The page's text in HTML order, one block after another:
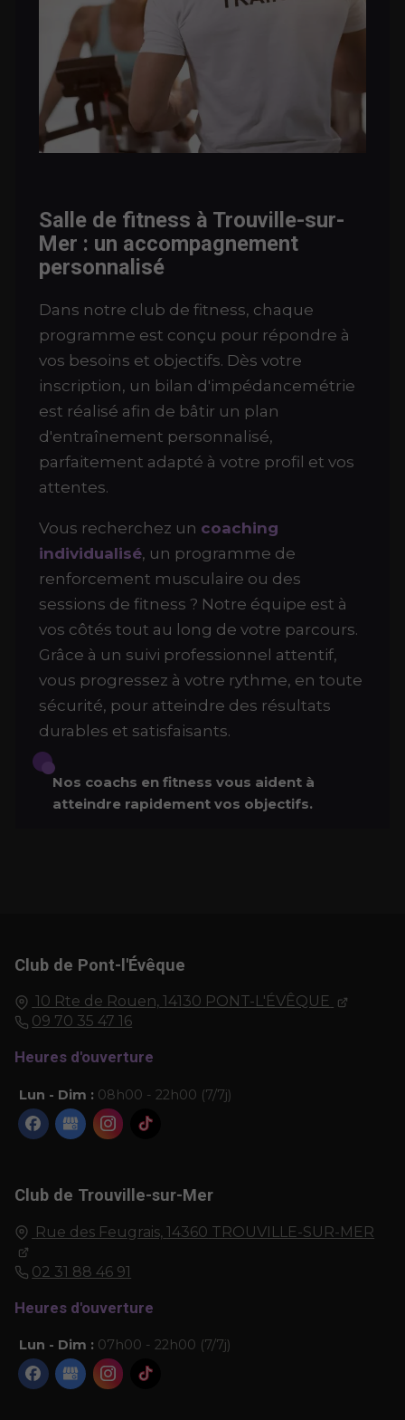
Salle de fitness à Trouville-sur-
Mer : un accompagnement
personnalisé
Dans notre club de fitness, chaque
programme est conçu pour répondre à
vos besoins et objectifs. Dès votre
inscription, un bilan d'impédancemétrie
est réalisé afin de bâtir un plan
d'entraînement personnalisé,
parfaitement adapté à votre profil et vos
attentes.
Vous recherchez un coaching
individualisé, un programme de
renforcement musculaire ou des
sessions de fitness ? Notre équipe est à
vos côtés tout au long de votre parcours.
Grâce à un suivi professionnel attentif,
vous progressez à votre rythme, en toute
sécurité, pour atteindre des résultats
durables et satisfaisants.
Nos coachs en fitness vous aident à
atteindre rapidement vos objectifs.
Club de Pont-l'Évêque
10 Rte de Rouen, 14130 PONT-L'ÉVÊQUE
09 70 35 47 16
Heures d'ouverture
Lun - Dim : 08h00 - 22h00 (7/7j)
Club de Trouville-sur-Mer
Rue des Feugrais, 14360 TROUVILLE-SUR-MER
02 31 88 46 91
Heures d'ouverture
Lun - Dim : 07h00 - 22h00 (7/7j)